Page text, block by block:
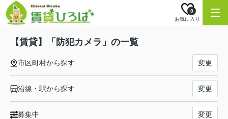
お気に入り
0
【賃貸】「防犯カメラ」の一覧
市区町村から探す 変更
沿線・駅から探す 変更
募集中 変更